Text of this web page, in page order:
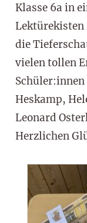
Klasse 6a in
Lektürekisten
die
vielen tollen
Heskamp,
Leonard
Herzlichen